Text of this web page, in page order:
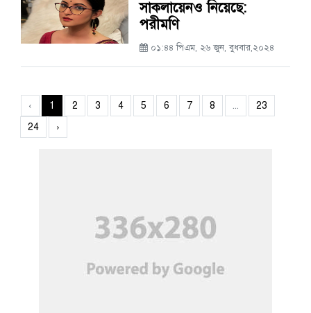
সাকলায়েনও নিয়েছে:
পরীমণি
০১:৪৪ পিএম, ২৬ জুন, বুধবার,২০২৪
‹ 1 2 3 4 5 6 7 8 ...
23
24
›